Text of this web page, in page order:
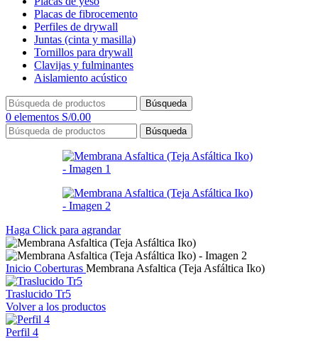
Placas de fibrocemento
Perfiles de drywall
Juntas (cinta y masilla)
Tornillos para drywall
Clavijas y fulminantes
Aislamiento acústico
Búsqueda
0 elementos S/0.00
Búsqueda
Haga Click para agrandar
Inicio Coberturas Membrana Asfaltica (Teja Asfáltica Iko)
Traslucido Tr5
Volver a los productos
Perfil 4